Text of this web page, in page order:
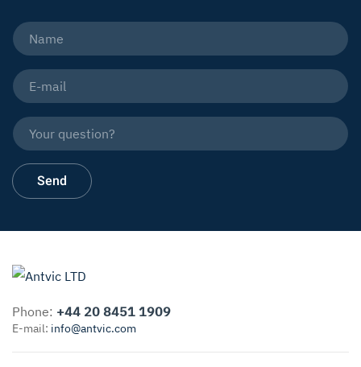
Phone: +44 20 8451 1909
E-mail: info@antvic.com